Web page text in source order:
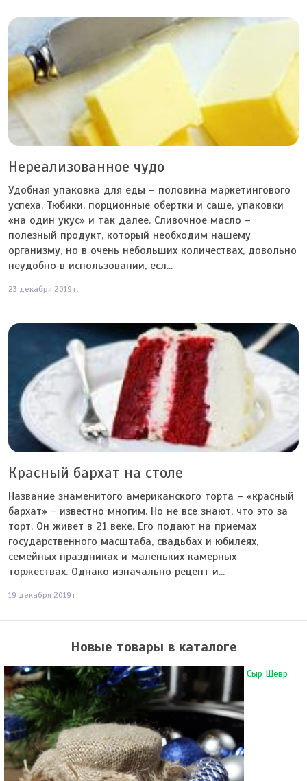
Нереализованное чудо
Удобная упаковка для еды – половина маркетингового
успеха. Тюбики, порционные обертки и саше, упаковки
«на один укус» и так далее. Сливочное масло –
полезный продукт, который необходим нашему
организму, но в очень небольших количествах, довольно
неудобно в использовании, есл...
23 декабря 2019 г.
Красный бархат на столе
Название знаменитого американского торта – «красный
бархат» - известно многим. Но не все знают, что это за
торт. Он живет в 21 веке. Его подают на приемах
государственного масштаба, свадьбах и юбилеях,
семейных праздниках и маленьких камерных
торжествах. Однако изначально рецепт и...
19 декабря 2019 г.
Новые товары в каталоге
Сыр Шевр